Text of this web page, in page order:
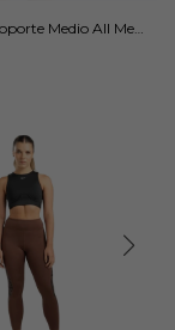
Medio All Me